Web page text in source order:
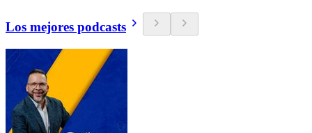
Los mejores podcasts